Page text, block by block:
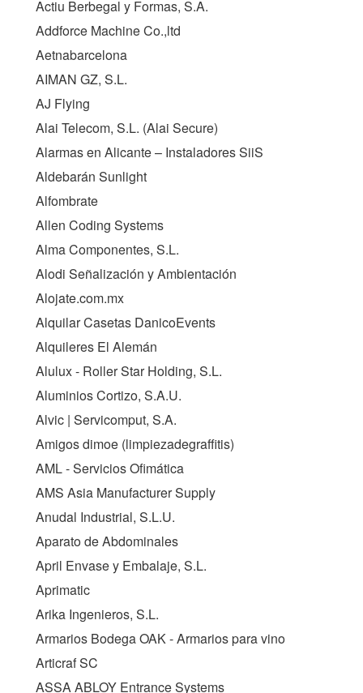
Actiu Berbegal y Formas, S.A.
Addforce Machine Co.,ltd
Aetnabarcelona
AIMAN GZ, S.L.
AJ Flying
Alai Telecom, S.L. (Alai Secure)
Alarmas en Alicante – Instaladores SiiS
Aldebarán Sunlight
Alfombrate
Allen Coding Systems
Alma Componentes, S.L.
Alodi Señalización y Ambientación
Alojate.com.mx
Alquilar Casetas DanicoEvents
Alquileres El Alemán
Alulux - Roller Star Holding, S.L.
Aluminios Cortizo, S.A.U.
Alvic | Servicomput, S.A.
Amigos dimoe (limpiezadegraffitis)
AML - Servicios Ofimática
AMS Asia Manufacturer Supply
Anudal Industrial, S.L.U.
Aparato de Abdominales
April Envase y Embalaje, S.L.
Aprimatic
Arika Ingenieros, S.L.
Armarios Bodega OAK - Armarios para vino
Articraf SC
ASSA ABLOY Entrance Systems